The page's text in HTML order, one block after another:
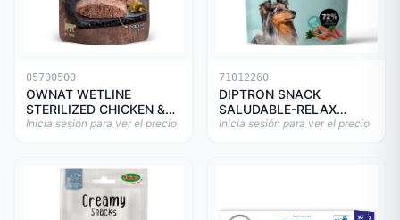
05700500
OWNAT WETLINE
STERILIZED CHICKEN &
TURKEY CAT 85gr
Inicia sesión para ver el precio
71012260
DIPTRON SNACK
SALUDABLE-RELAX
150GR
Inicia sesión para ver el precio